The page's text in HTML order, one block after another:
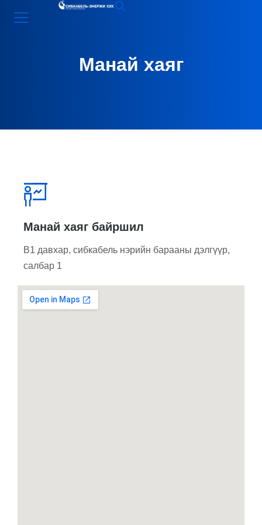
Манай хаяг
Манай хаяг байршил
B1 давхар, сибкабель нэрийн барааны дэлгүүр,
салбар 1